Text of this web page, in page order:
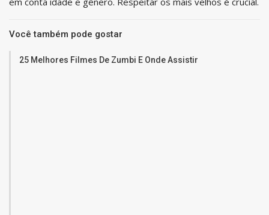
Você também pode gostar
25 Melhores Filmes De Zumbi E Onde Assistir